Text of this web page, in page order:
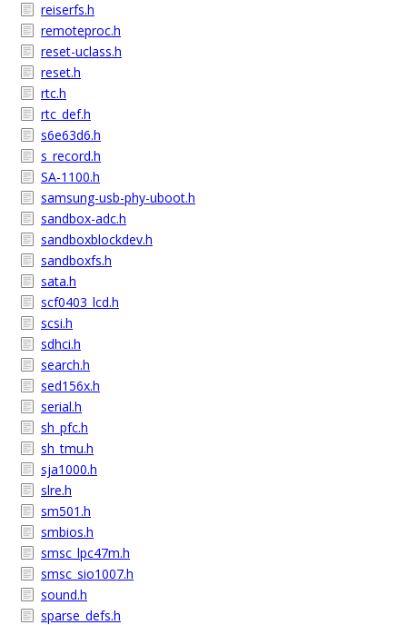
reiserfs.h
remoteproc.h
reset-uclass.h
reset.h
rtc.h
rtc_def.h
s6e63d6.h
s_record.h
SA-1100.h
samsung-usb-phy-uboot.h
sandbox-adc.h
sandboxblockdev.h
sandboxfs.h
sata.h
scf0403_lcd.h
scsi.h
sdhci.h
search.h
sed156x.h
serial.h
sh_pfc.h
sh_tmu.h
sja1000.h
slre.h
sm501.h
smbios.h
smsc_lpc47m.h
smsc_sio1007.h
sound.h
sparse_defs.h